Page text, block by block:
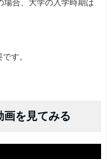
場合、大学の入学時期は
す。
画を見てみる